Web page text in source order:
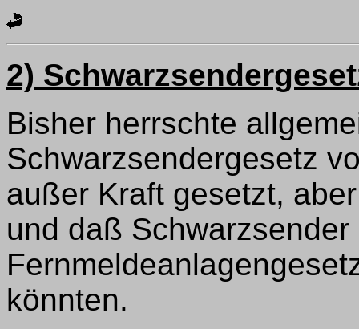
2)
Bisher herrschte
Schwarzsendergesetz
außer Kraft gesetzt,
und daß
könnten.